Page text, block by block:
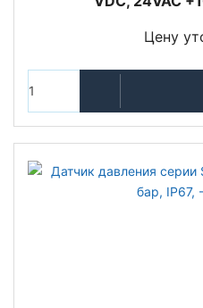
Цену